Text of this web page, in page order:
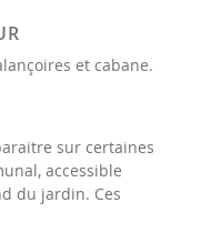
et cabane.
sur certaines
accessible
du jardin. Ces